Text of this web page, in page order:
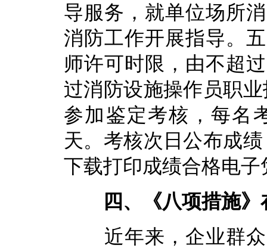
导服务，就单位场所
消防工作开展指导。
师许可时限，由不超
过消防设施操作员职
参加鉴定考核，每名
天。考核次日公布成
下载打印成绩合格电子
四、《八项措施
近年来，企业群众